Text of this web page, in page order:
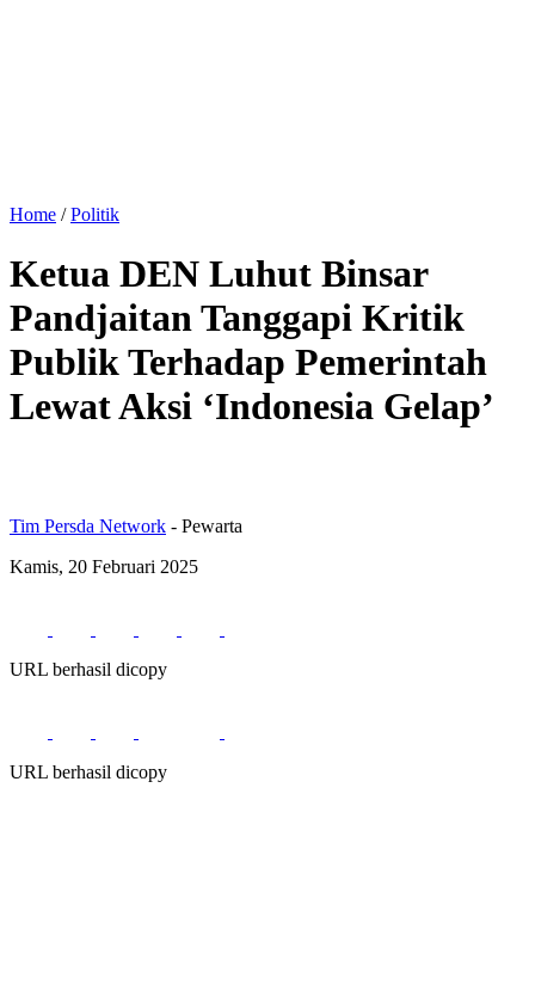
Home /Politik
Ketua DEN Luhut Binsar
Pandjaitan Tanggapi Kritik
Publik Terhadap Pemerintah
Lewat Aksi ‘Indonesia Gelap’
Tim Persda Network - Pewarta
Kamis, 20 Februari 2025
URL berhasil dicopy
URL berhasil dicopy